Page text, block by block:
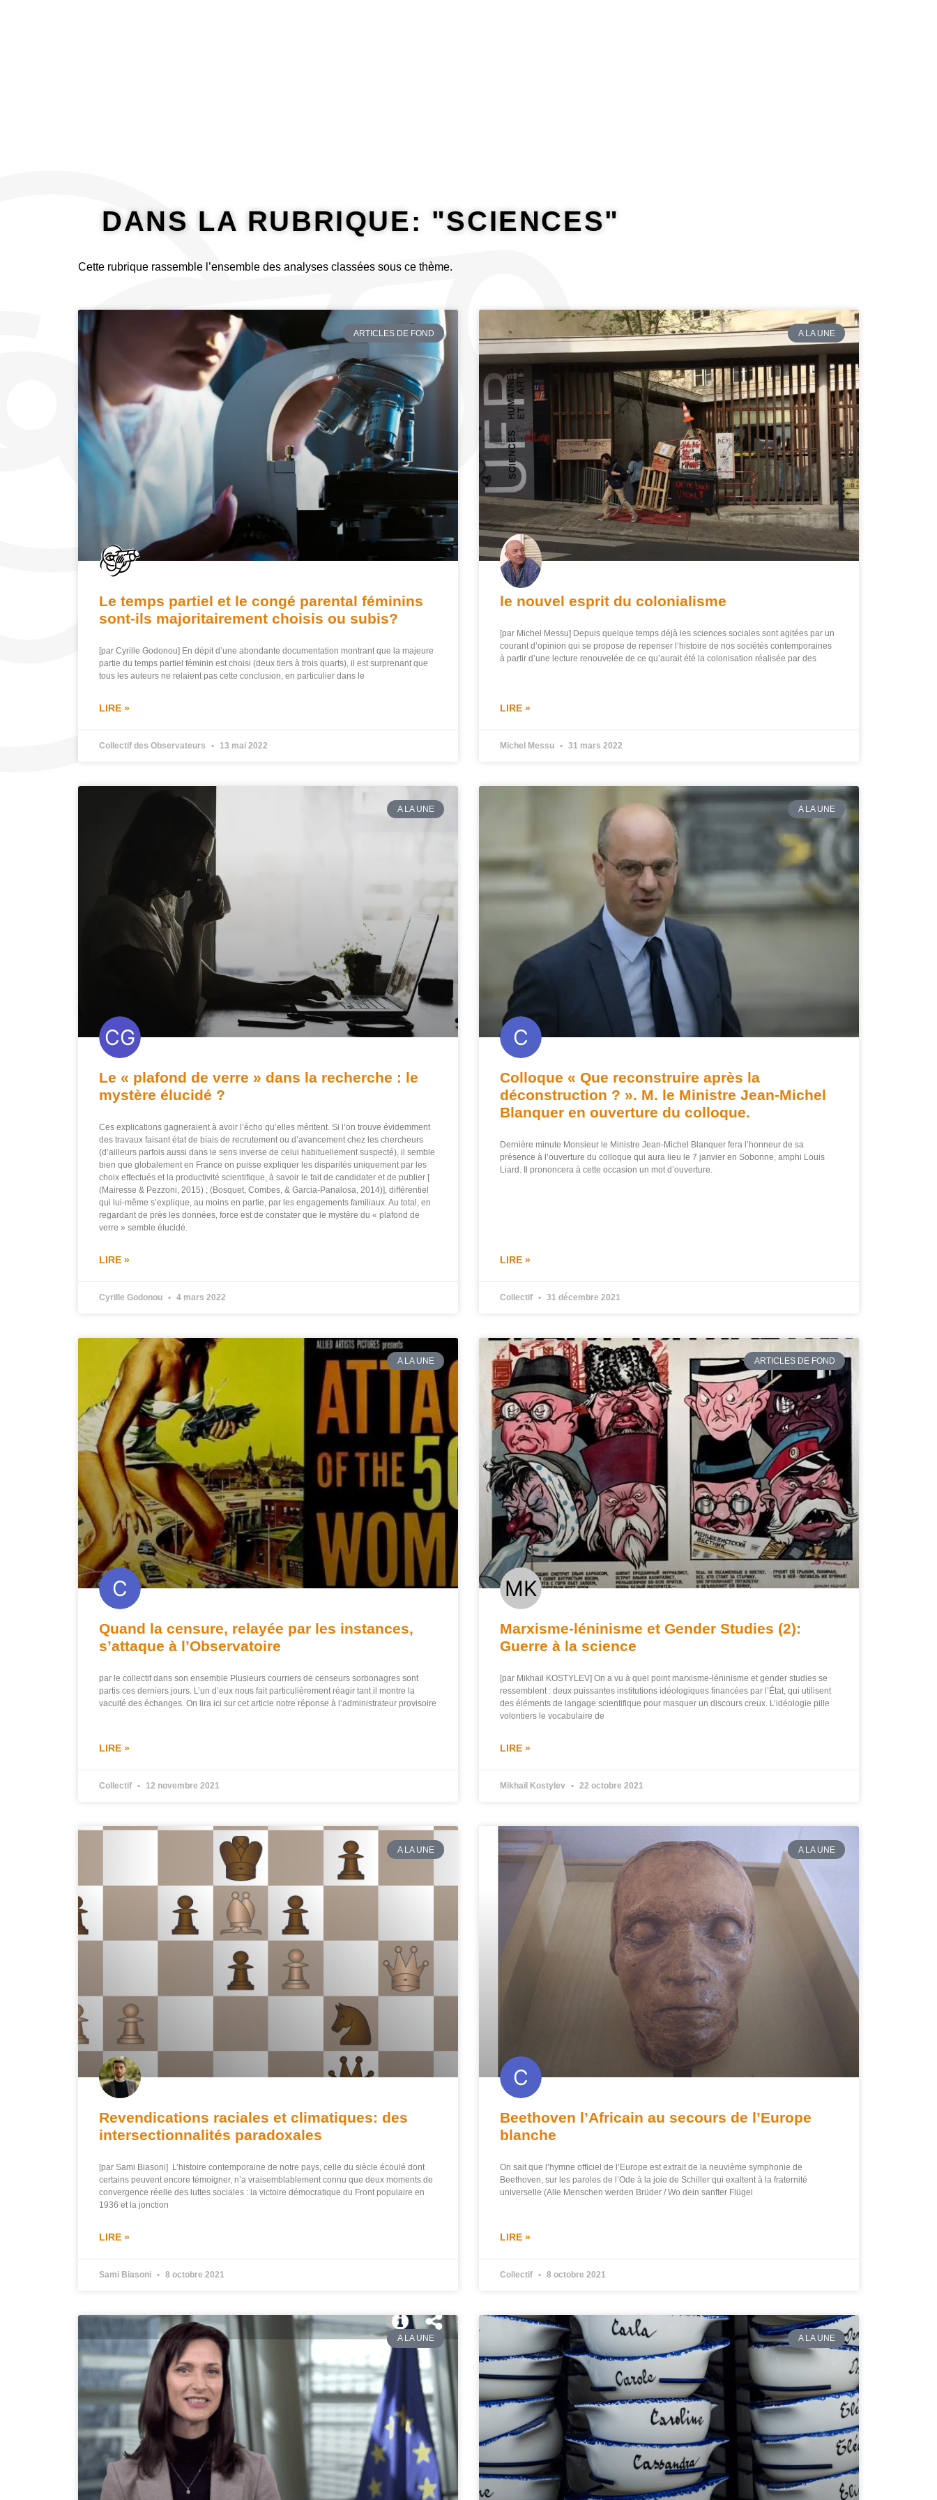
DANS LA RUBRIQUE: "SCIENCES"
Cette rubrique rassemble l’ensemble des analyses classées sous ce thème.
ARTICLES DE FOND
Le temps partiel et le congé parental féminins
sont-ils majoritairement choisis ou subis?
[par Cyrille Godonou] En dépit d’une abondante documentation montrant que la majeure
partie du temps partiel féminin est choisi (deux tiers à trois quarts), il est surprenant que
tous les auteurs ne relaient pas cette conclusion, en particulier dans le
LIRE »
Collectif des Observateurs 13 mai 2022
A LA UNE
le nouvel esprit du colonialisme
[par Michel Messu] Depuis quelque temps déjà les sciences sociales sont agitées par un
courant d’opinion qui se propose de repenser l’histoire de nos sociétés contemporaines
à partir d’une lecture renouvelée de ce qu’aurait été la colonisation réalisée par des
LIRE »
Michel Messu 31 mars 2022
A LA UNE
Le « plafond de verre » dans la recherche : le
mystère élucidé ?
Ces explications gagneraient à avoir l’écho qu’elles méritent. Si l’on trouve évidemment
des travaux faisant état de biais de recrutement ou d’avancement chez les chercheurs
(d’ailleurs parfois aussi dans le sens inverse de celui habituellement suspecté), il semble
bien que globalement en France on puisse expliquer les disparités uniquement par les
choix effectués et la productivité scientifique, à savoir le fait de candidater et de publier [
(Mairesse & Pezzoni, 2015) ; (Bosquet, Combes, & Garcia-Panalosa, 2014)], différentiel
qui lui-même s’explique, au moins en partie, par les engagements familiaux. Au total, en
regardant de près les données, force est de constater que le mystère du « plafond de
verre » semble élucidé.
LIRE »
Cyrille Godonou 4 mars 2022
A LA UNE
Colloque « Que reconstruire après la
déconstruction ? ». M. le Ministre Jean-Michel
Blanquer en ouverture du colloque.
Dernière minute Monsieur le Ministre Jean-Michel Blanquer fera l’honneur de sa
présence à l’ouverture du colloque qui aura lieu le 7 janvier en Sobonne, amphi Louis
Liard. Il prononcera à cette occasion un mot d’ouverture.
LIRE »
Collectif 31 décembre 2021
A LA UNE
Quand la censure, relayée par les instances,
s’attaque à l’Observatoire
par le collectif dans son ensemble Plusieurs courriers de censeurs sorbonagres sont
partis ces derniers jours. L’un d’eux nous fait particulièrement réagir tant il montre la
vacuité des échanges. On lira ici sur cet article notre réponse à l’administrateur provisoire
LIRE »
Collectif 12 novembre 2021
ARTICLES DE FOND
Marxisme-léninisme et Gender Studies (2):
Guerre à la science
[par Mikhaïl KOSTYLEV] On a vu à quel point marxisme-léninisme et gender studies se
ressemblent : deux puissantes institutions idéologiques financées par l’État, qui utilisent
des éléments de langage scientifique pour masquer un discours creux. L’idéologie pille
volontiers le vocabulaire de
LIRE »
Mikhaïl Kostylev 22 octobre 2021
A LA UNE
Revendications raciales et climatiques: des
intersectionnalités paradoxales
[par Sami Biasoni] L’histoire contemporaine de notre pays, celle du siècle écoulé dont
certains peuvent encore témoigner, n’a vraisemblablement connu que deux moments de
convergence réelle des luttes sociales : la victoire démocratique du Front populaire en
1936 et la jonction
LIRE »
Sami Biasoni 8 octobre 2021
A LA UNE
Beethoven l’Africain au secours de l’Europe
blanche
On sait que l’hymne officiel de l’Europe est extrait de la neuvième symphonie de
Beethoven, sur les paroles de l’Ode à la joie de Schiller qui exaltent à la fraternité
universelle (Alle Menschen werden Brüder / Wo dein sanfter Flügel
LIRE »
Collectif 8 octobre 2021
A LA UNE A LA UNE